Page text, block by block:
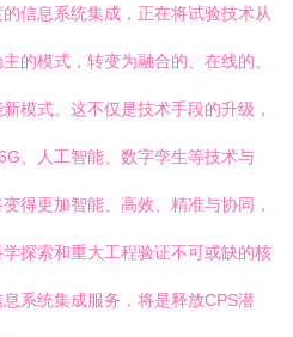
信息系统集成，正在将试验技术从
的模式，转变为融合的、在线的、
模式。这不仅是技术手段的升级，
、人工智能、数字孪生等技术与
得更加智能、高效、精准与协同，
探索和重大工程验证不可或缺的核
系统集成服务，将是释放CPS潜